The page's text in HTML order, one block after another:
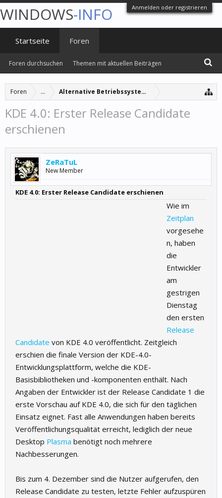
Anmelden oder registrieren
Foren ... Alternative Betriebssysteme
KDE 4.0: Erster Release Candidate
erschienen
ZeRaTuL
New Member
KDE 4.0: Erster Release Candidate erschienen
Wie im
Zeitplan
vorgesehe
n, haben
die
Entwickler
am
gestrigen
Dienstag
den ersten
Release
Candidate von KDE 4.0 veröffentlicht. Zeitgleich
erschien die finale Version der KDE-4.0-
Entwicklungsplattform, welche die KDE-
Basisbibliotheken und -komponenten enthält. Nach
Angaben der Entwickler ist der Release Candidate 1 die
erste Vorschau auf KDE 4.0, die sich für den täglichen
Einsatz eignet. Fast alle Anwendungen haben bereits
Veröffentlichungsqualität erreicht, lediglich der neue
Desktop Plasma benötigt noch mehrere
Nachbesserungen.
Bis zum 4. Dezember sind die Nutzer aufgerufen, den
Release Candidate zu testen, letzte Fehler aufzuspüren
WINDOWS-INFO
Startseite Foren
Foren durchsuchen Themen mit aktuellen Beiträgen